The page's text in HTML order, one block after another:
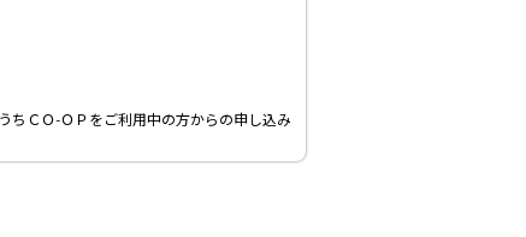
ちＣＯ-ＯＰをご利用中の方からの申し込み